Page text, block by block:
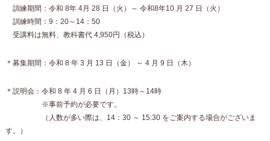
訓練期間：令和 8年 4月 28 日（火）～ 令和8年10 月 27 日（火）
訓練時間：9：20～14：50
受講料は無料、教科書代 4,950円（税込）
＊募集期間：令和 8 年 3 月 13 日（金） ～ 4 月 9 日（木）
＊説明会：令和 8 年 4 月 6 日（月）13時～14時
※事前予約が必要です。
（人数が多い際は、14：30 ～ 15:30 をご案内する場合がございま
す。）